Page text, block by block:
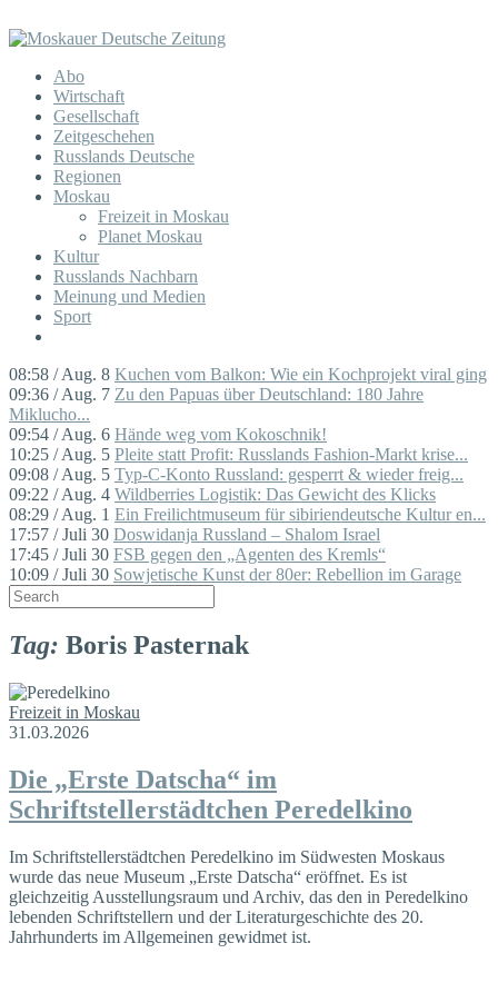
Abo
Wirtschaft
Gesellschaft
Zeitgeschehen
Russlands Deutsche
Regionen
Moskau
Freizeit in Moskau
Planet Moskau
Kultur
Russlands Nachbarn
Meinung und Medien
Sport
08:58 / Aug. 8 Kuchen vom Balkon: Wie ein Kochprojekt viral ging
09:36 / Aug. 7 Zu den Papuas über Deutschland: 180 Jahre
Miklucho...
09:54 / Aug. 6 Hände weg vom Kokoschnik!
10:25 / Aug. 5 Pleite statt Profit: Russlands Fashion-Markt krise...
09:08 / Aug. 5 Typ-C-Konto Russland: gesperrt & wieder freig...
09:22 / Aug. 4 Wildberries Logistik: Das Gewicht des Klicks
08:29 / Aug. 1 Ein Freilichtmuseum für sibiriendeutsche Kultur en...
17:57 / Juli 30 Doswidanja Russland – Shalom Israel
17:45 / Juli 30 FSB gegen den „Agenten des Kremls“
10:09 / Juli 30 Sowjetische Kunst der 80er: Rebellion im Garage
Tag: Boris Pasternak
Freizeit in Moskau
31.03.2026
Die „Erste Datscha“ im
Schriftstellerstädtchen Peredelkino
Im Schriftstellerstädtchen Peredelkino im Südwesten Moskaus
wurde das neue Museum „Erste Datscha“ eröffnet. Es ist
gleichzeitig Ausstellungsraum und Archiv, das den in Peredelkino
lebenden Schriftstellern und der Literaturgeschichte des 20.
Jahrhunderts im Allgemeinen gewidmet ist.